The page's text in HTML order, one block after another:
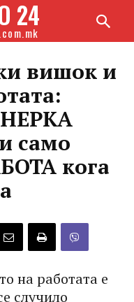
24
вишок и
само
кога
на работата е
случило